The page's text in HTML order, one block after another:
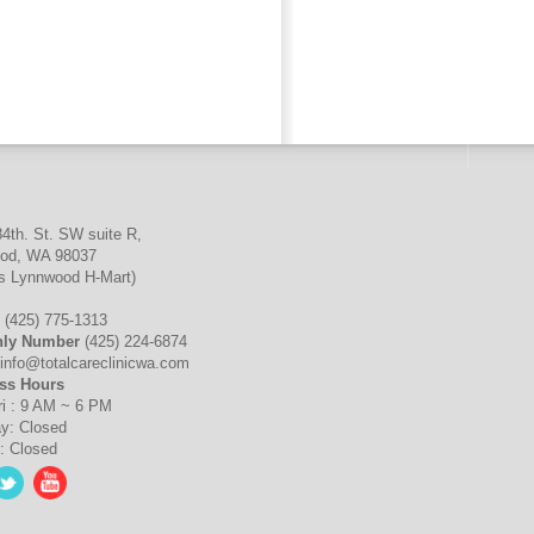
St. SW suite R,
WA 98037
Lynnwood H-Mart)
(425) 775-1313
Number (425) 224-6874
info@totalcareclinicwa.com
Hours
: 9 AM ~ 6 PM
Closed
Closed